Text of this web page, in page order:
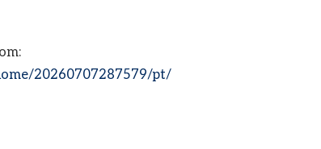
20260707287579/pt/